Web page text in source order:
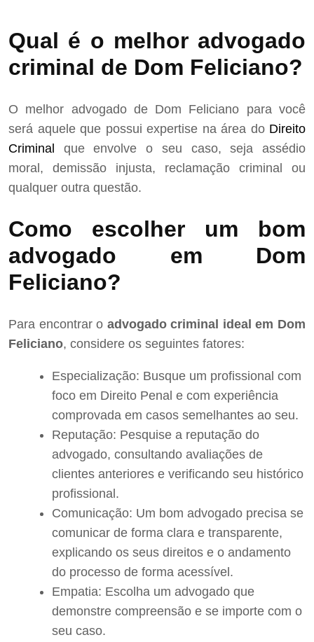
Qual é o melhor advogado
criminal de Dom Feliciano?
O melhor advogado de Dom Feliciano para você
será aquele que possui expertise na área do Direito
Criminal que envolve o seu caso, seja assédio
moral, demissão injusta, reclamação criminal ou
qualquer outra questão.
Como escolher um bom
advogado em Dom
Feliciano?
Para encontrar o advogado criminal ideal em Dom
Feliciano, considere os seguintes fatores:
Especialização: Busque um profissional com
foco em Direito Penal e com experiência
comprovada em casos semelhantes ao seu.
Reputação: Pesquise a reputação do
advogado, consultando avaliações de
clientes anteriores e verificando seu histórico
profissional.
Comunicação: Um bom advogado precisa se
comunicar de forma clara e transparente,
explicando os seus direitos e o andamento
do processo de forma acessível.
Empatia: Escolha um advogado que
demonstre compreensão e se importe com o
seu caso.